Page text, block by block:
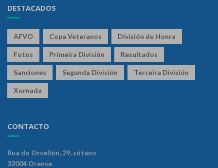
DESTACADOS
AFVO Copa Veteranos División de Honra
Fotos Primeira División Resultados
Sanciones Segunda División Terceira División
Xornada
CONTACTO
Rua do Orcellón, 29, sótano
32004 Orense